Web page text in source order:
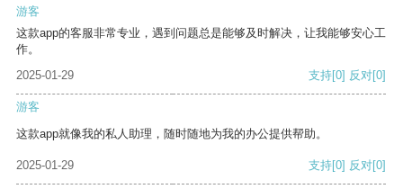
游客
这款app的客服非常专业，遇到问题总是能够及时解决，让我能够安心工
作。
2025-01-29
支持[0] 反对[0]
游客
这款app就像我的私人助理，随时随地为我的办公提供帮助。
2025-01-29 支持[0] 反对[0]